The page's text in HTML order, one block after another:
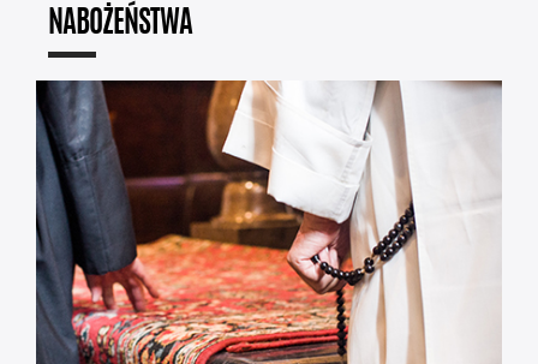
NABOŻEŃSTWA